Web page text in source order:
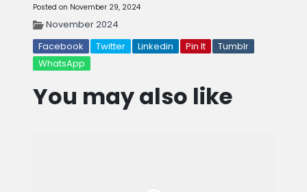
Posted on November 29, 2024
November 2024
Facebook
Twitter Linkedin Pin It
Tumblr
WhatsApp
You may also like